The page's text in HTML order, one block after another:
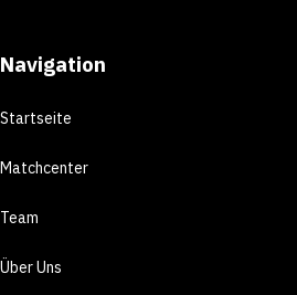
Navigation
Startseite
Matchcenter
Team
Über Uns